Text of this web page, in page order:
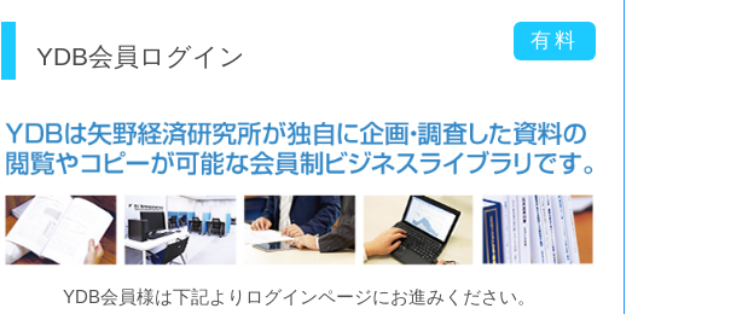
YDB会員ログイン
YDB会員様は下記よりログインページにお進みください。